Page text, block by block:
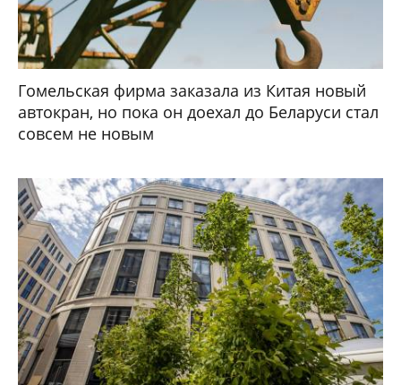
Гомельская фирма заказала из Китая новый
автокран, но пока он доехал до Беларуси стал
совсем не новым